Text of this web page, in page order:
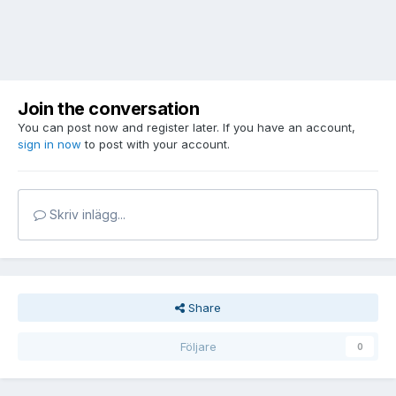
Join the conversation
You can post now and register later. If you have an account,
sign in now to post with your account.
Skriv inlägg...
Share
Följare 0